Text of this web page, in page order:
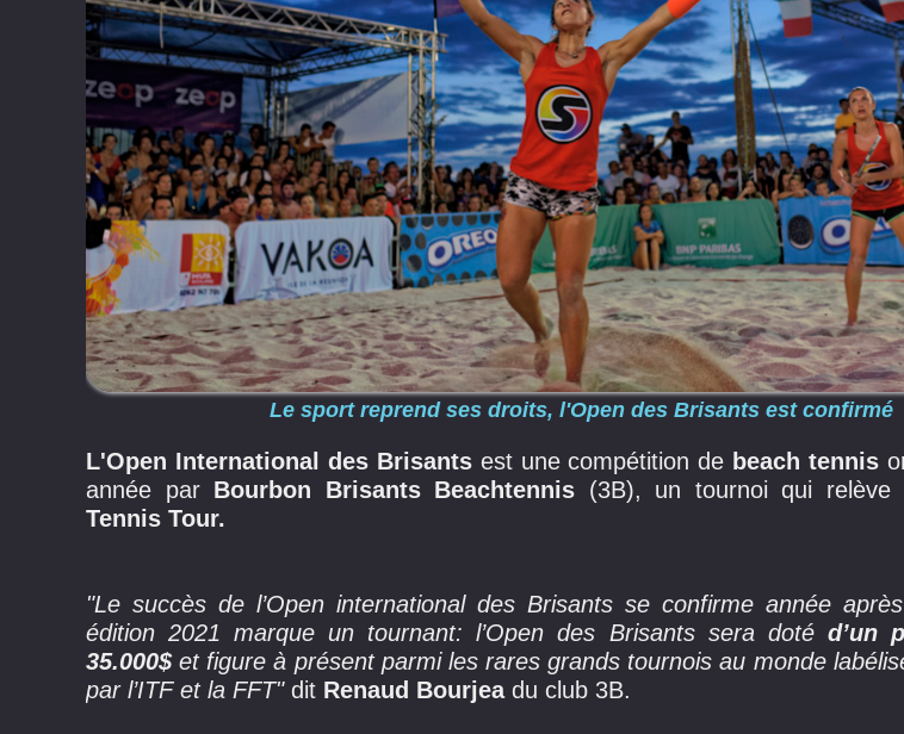
Le sport reprend ses droits, l'Open des Brisants est confirmé
L'Open International des Brisantsest une compétition de beach tennis
année par Bourbon Brisants Beachtennis (3B), un tournoi qui relève
Tennis Tour.
"Le succès de l’Open international des Brisants se confirme année
édition 2021 marque un tournant: l’Open des Brisants sera doté d’un
35.000$et figure à présent parmi les rares grands tournois au monde
par l’ITF et la FFT" dit Renaud Bourjeadu club 3B.